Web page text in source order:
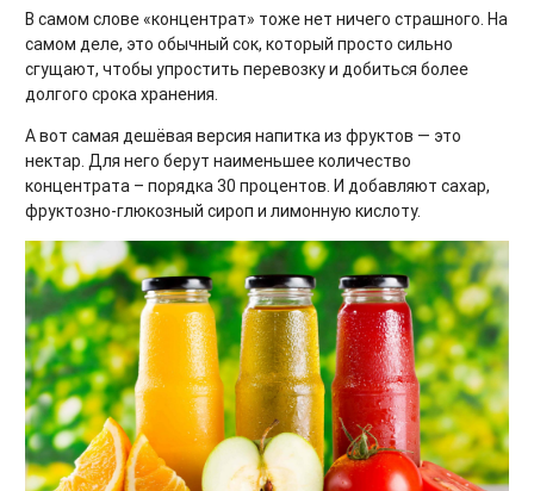
В самом слове «концентрат» тоже нет ничего страшного. На
самом деле, это обычный сок, который просто сильно
сгущают, чтобы упростить перевозку и добиться более
долгого срока хранения.
А вот самая дешёвая версия напитка из фруктов — это
нектар. Для него берут наименьшее количество
концентрата – порядка 30 процентов. И добавляют сахар,
фруктозно-глюкозный сироп и лимонную кислоту.